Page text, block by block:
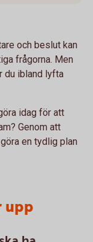
och beslut kan
frågorna. Men
du ibland lyfta
idag för att
Genom att
en tydlig plan
upp